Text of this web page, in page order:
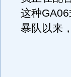
这种
暴队以来